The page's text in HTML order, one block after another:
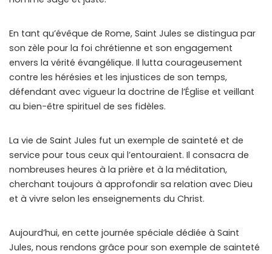
En tant qu’évêque de Rome, Saint Jules se distingua par
son zèle pour la foi chrétienne et son engagement
envers la vérité évangélique. Il lutta courageusement
contre les hérésies et les injustices de son temps,
défendant avec vigueur la doctrine de l’Église et veillant
au bien-être spirituel de ses fidèles.
La vie de Saint Jules fut un exemple de sainteté et de
service pour tous ceux qui l’entouraient. Il consacra de
nombreuses heures à la prière et à la méditation,
cherchant toujours à approfondir sa relation avec Dieu
et à vivre selon les enseignements du Christ.
Aujourd’hui, en cette journée spéciale dédiée à Saint
Jules, nous rendons grâce pour son exemple de sainteté